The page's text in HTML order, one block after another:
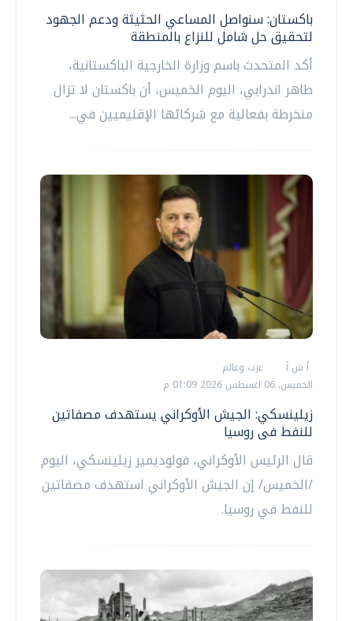
باكستان: سنواصل المساعي الحثيثة ودعم الجهود
لتحقيق حل شامل للنزاع بالمنطقة
أكد المتحدث باسم وزارة الخارجية الباكستانية،
طاهر اندرابي، اليوم الخميس، أن باكستان لا تزال
منخرطة بفعالية مع شركائها الإقليميين في...
أ ش أ
عرب وعالم
الخميس، 06 اغسطس 2026 01:09 م
زيلينسكي: الجيش الأوكراني يستهدف مصفاتين
للنفط فى روسيا
قال الرئيس الأوكراني، فولوديمير زيلينسكي، اليوم
/الخميس/ إن الجيش الأوكراني استهدف مصفاتين
للنفط في روسيا.